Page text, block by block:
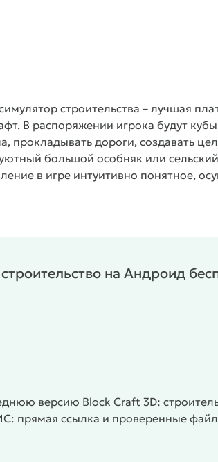
строительства – лучшая
В распоряжении игрока будут
прокладывать дороги, создавать
большой особняк или
в игре интуитивно понятное,
уровень, баланс и количество
и запуска, не затрачивая время на
на Андроид
версию Block Craft 3D:
прямая ссылка и проверенные